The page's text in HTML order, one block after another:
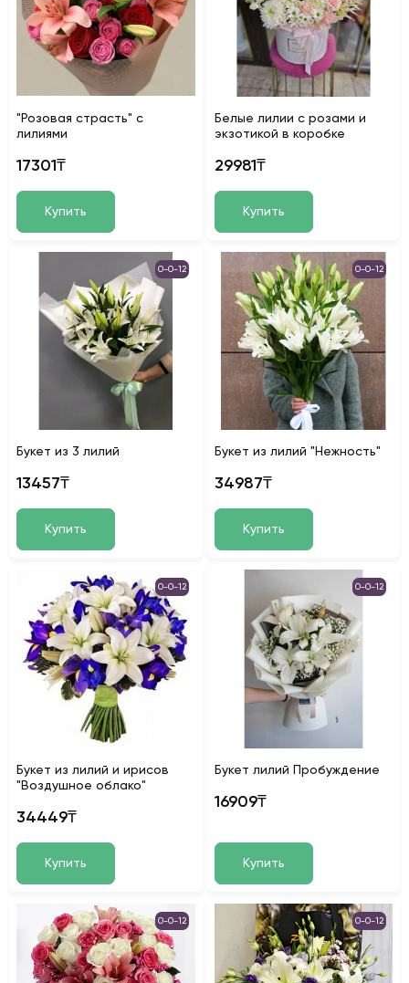
"Розовая страсть" с
лилиями
17301₸
Купить
Белые лилии с розами и
экзотикой в коробке
29981₸
Купить
0-0-12
Букет из 3 лилий
13457₸
Купить
0-0-12
Букет из лилий "Нежность"
34987₸
Купить
0-0-12
Букет из лилий и ирисов
"Воздушное облако"
34449₸
Купить
0-0-12
Букет лилий Пробуждение
16909₸
Купить
0-0-12 0-0-12